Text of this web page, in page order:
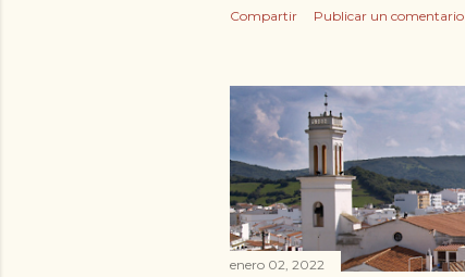
Compartir Publicar un comentario
enero 02, 2022